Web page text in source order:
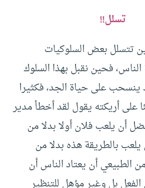
تسلل!!
تتسلل بعض السلوكيات
فحين نقبل بهذا السلوك
على حياة الجد، فكثيرا
على أريكته يقول لقد أخطأ مدير
أن يلعب فلان أولا بدلا من
يلعب بالطريقة هذه بدلا من
الطبيعي أن يعتاد الناس أن
بل وغير مؤهل للتنظير